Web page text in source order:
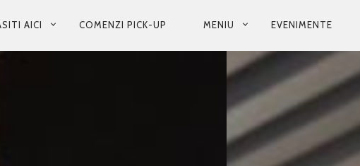
AICI COMENZI PICK-UP MENIU EVENIMENTE